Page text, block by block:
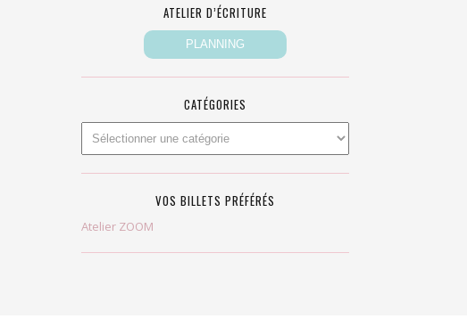
ATELIER D’ÉCRITURE
CATÉGORIES
VOS BILLETS PRÉFÉRÉS
Atelier ZOOM